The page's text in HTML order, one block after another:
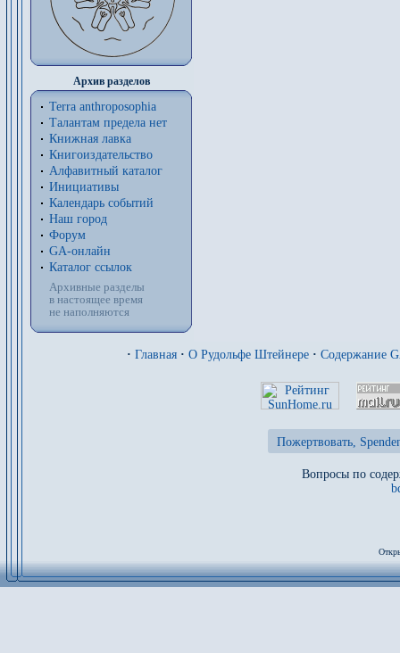
Архив разделов
Terra anthroposophia
Талантам предела нет
Книжная лавка
Книгоиздательство
Алфавитный каталог
Инициативы
Календарь событий
Наш город
Форум
GA-онлайн
Каталог ссылок
Архивные разделы
в настоящее время
не наполняются
· Главная · О Рудольфе Штейнере · Содержание
Пожертвовать,
Вопросы по